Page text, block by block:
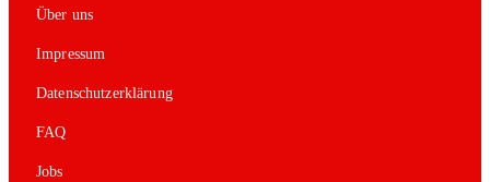
Über uns
Impressum
Datenschutzerklärung
FAQ
Jobs